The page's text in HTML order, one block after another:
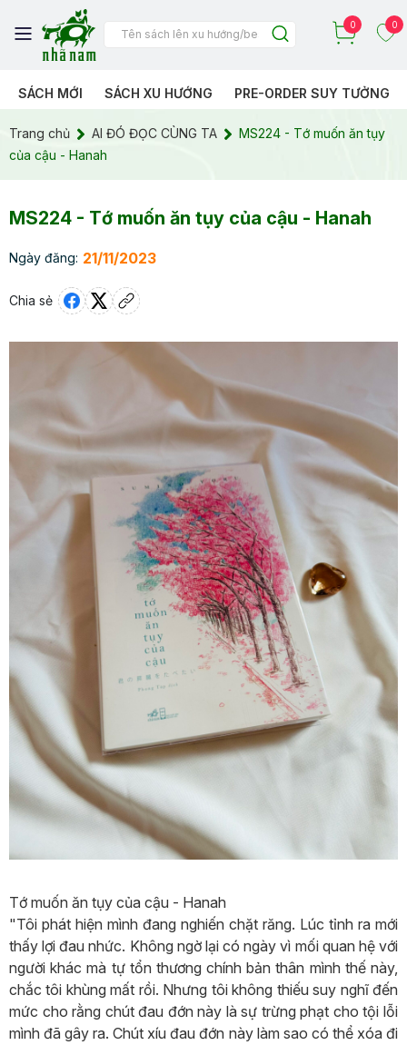
0 0
SÁCH MỚI SÁCH XU HƯỚNG PRE-ORDER SUY TƯỞNG
Trang chủ AI ĐÓ ĐỌC CÙNG TA
MS224 - Tớ muốn ăn tụy
của cậu - Hanah
MS224 - Tớ muốn ăn tụy của cậu - Hanah
Ngày đăng: 21/11/2023
Chia sẻ
Tớ muốn ăn tụy của cậu - Hanah
"Tôi phát hiện mình đang nghiến chặt răng. Lúc tỉnh ra mới
thấy lợi đau nhức. Không ngờ lại có ngày vì mối quan hệ với
người khác mà tự tổn thương chính bản thân mình thế này,
chắc tôi khùng mất rồi. Nhưng tôi không thiếu suy nghĩ đến
mức cho rằng chút đau đớn này là sự trừng phạt cho tội lỗi
mình đã gây ra. Chút xíu đau đớn này làm sao có thể xóa đi